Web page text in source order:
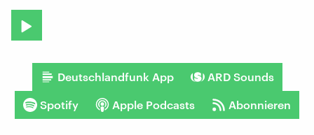
Deutschlandfunk App ARD Sounds
Spotify Apple Podcasts Abonnieren